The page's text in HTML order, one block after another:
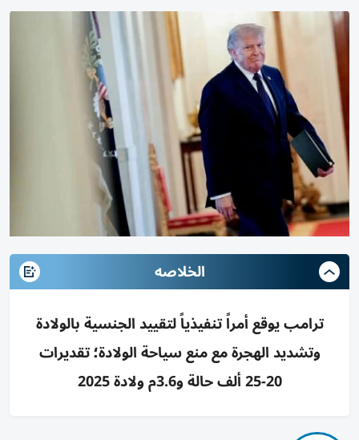
الخلاصه
ترامب يوقع أمراً تنفيذياً لتقييد الجنسية بالولادة
وتشديد الهجرة مع منع سياحة الولادة؛ تقديرات
20-25 ألف حالة و3.6م ولادة 2025